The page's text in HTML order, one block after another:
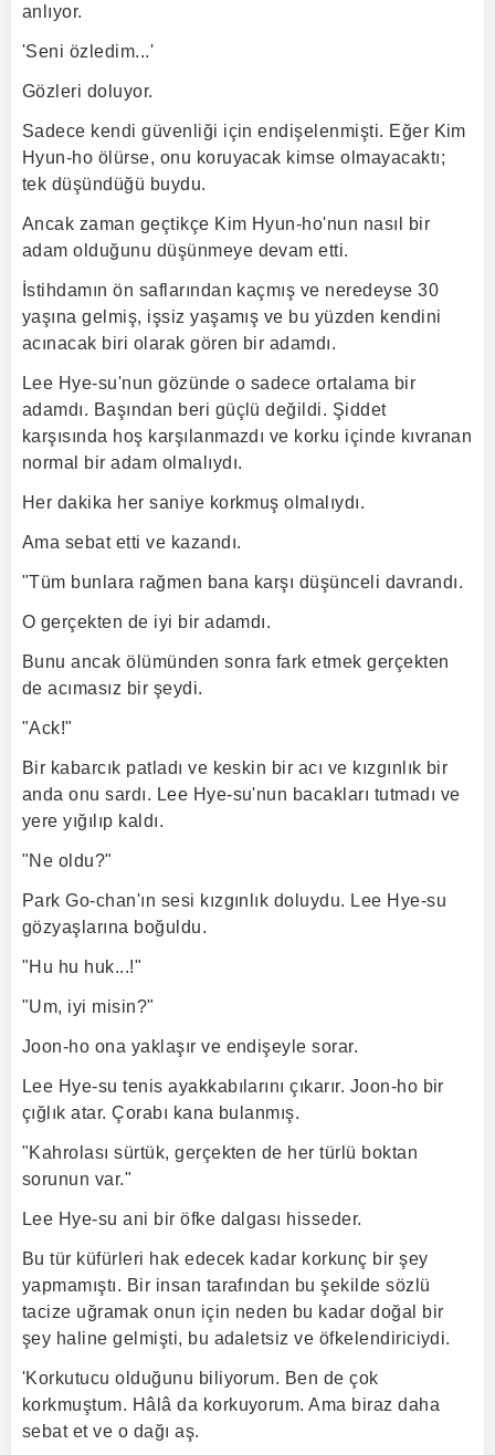
anlıyor.
'Seni özledim...'
Gözleri doluyor.
Sadece kendi güvenliği için endişelenmişti. Eğer Kim
Hyun-ho ölürse, onu koruyacak kimse olmayacaktı;
tek düşündüğü buydu.
Ancak zaman geçtikçe Kim Hyun-ho'nun nasıl bir
adam olduğunu düşünmeye devam etti.
İstihdamın ön saflarından kaçmış ve neredeyse 30
yaşına gelmiş, işsiz yaşamış ve bu yüzden kendini
acınacak biri olarak gören bir adamdı.
Lee Hye-su'nun gözünde o sadece ortalama bir
adamdı. Başından beri güçlü değildi. Şiddet
karşısında hoş karşılanmazdı ve korku içinde kıvranan
normal bir adam olmalıydı.
Her dakika her saniye korkmuş olmalıydı.
Ama sebat etti ve kazandı.
"Tüm bunlara rağmen bana karşı düşünceli davrandı.
O gerçekten de iyi bir adamdı.
Bunu ancak ölümünden sonra fark etmek gerçekten
de acımasız bir şeydi.
"Ack!"
Bir kabarcık patladı ve keskin bir acı ve kızgınlık bir
anda onu sardı. Lee Hye-su'nun bacakları tutmadı ve
yere yığılıp kaldı.
"Ne oldu?"
Park Go-chan'ın sesi kızgınlık doluydu. Lee Hye-su
gözyaşlarına boğuldu.
"Hu hu huk...!"
"Um, iyi misin?"
Joon-ho ona yaklaşır ve endişeyle sorar.
Lee Hye-su tenis ayakkabılarını çıkarır. Joon-ho bir
çığlık atar. Çorabı kana bulanmış.
"Kahrolası sürtük, gerçekten de her türlü boktan
sorunun var."
Lee Hye-su ani bir öfke dalgası hisseder.
Bu tür küfürleri hak edecek kadar korkunç bir şey
yapmamıştı. Bir insan tarafından bu şekilde sözlü
tacize uğramak onun için neden bu kadar doğal bir
şey haline gelmişti, bu adaletsiz ve öfkelendiriciydi.
'Korkutucu olduğunu biliyorum. Ben de çok
korkmuştum. Hâlâ da korkuyorum. Ama biraz daha
sebat et ve o dağı aş.